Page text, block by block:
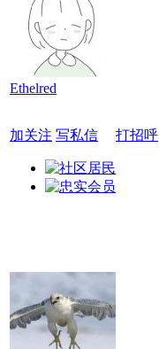
Ethelred
加关注 写私信 打招呼